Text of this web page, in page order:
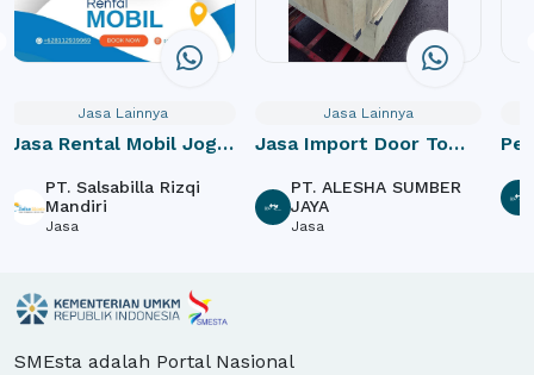
To
SUMBER
Pembuatan website
CV. Nusantara Tama
Jasa
JASA
IMPORT DI
SMEsta adalah Portal Nasional